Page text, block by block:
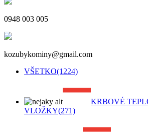
0948 003 005
kozubykominy@gmail.com
VŠETKO(1224)
KRBOVÉ
VLOŽKY(271)